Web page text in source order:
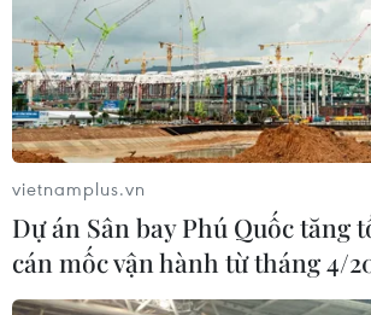
vietnamplus.vn
Dự án Sân bay Phú Quốc tăng
cán mốc vận hành từ tháng 4/